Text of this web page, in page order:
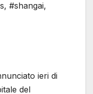
, #shangai,
ieri di
del